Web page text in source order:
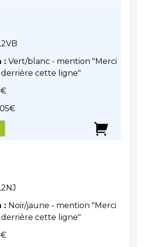
: Vert/blanc - mention "Merci
cette ligne"
€
€
: Noir/jaune - mention "Merci
cette ligne"
€